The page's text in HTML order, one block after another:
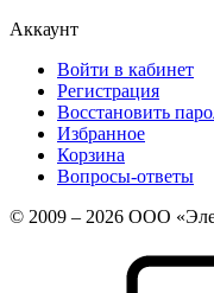
Аккаунт
Войти в кабинет
Регистрация
Восстановить
Избранное
Корзина
Вопросы-ответы
© 2009 – 2026 ООО